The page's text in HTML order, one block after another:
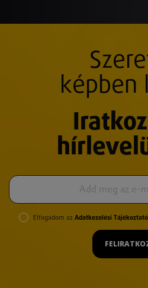
képben
Elfogadom az Adatkezelési Tájékoztató